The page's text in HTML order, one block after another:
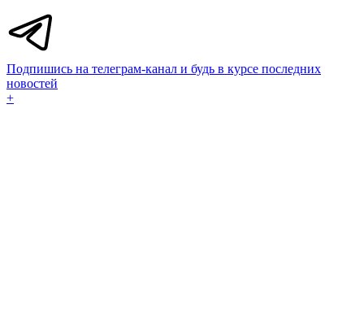
Подпишись на телеграм-канал и будь в курсе последних
новостей
+